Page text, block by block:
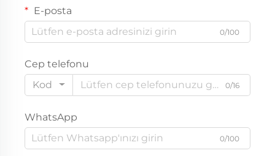
E-posta
0/100
Cep telefonu
Kod
0/16
WhatsApp
0/100